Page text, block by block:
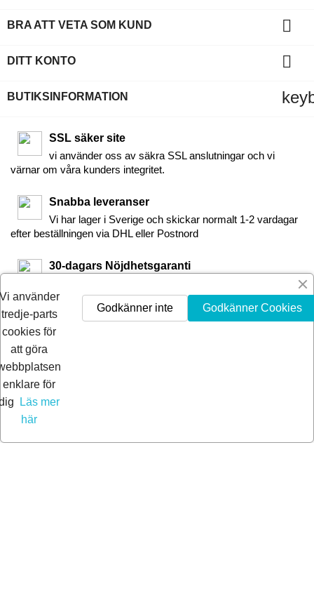
BRA ATT VETA SOM KUND 
DITT KONTO 
BUTIKSINFORMATION
SSL säker site
vi använder oss av säkra SSL anslutningar och vi
värnar om våra kunders integritet.
Snabba leveranser
Vi har lager i Sverige och skickar normalt 1-2 vardagar
efter beställningen via DHL eller Postnord
30-dagars Nöjdhetsgaranti
© 2026 Extra Pro
använder
tredje-parts
cookies för
att göra
enklare för
Läs mer
här
Godkänner Cookies
Godkänner inte